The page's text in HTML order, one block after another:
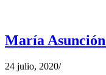
María
24 julio, 2020/